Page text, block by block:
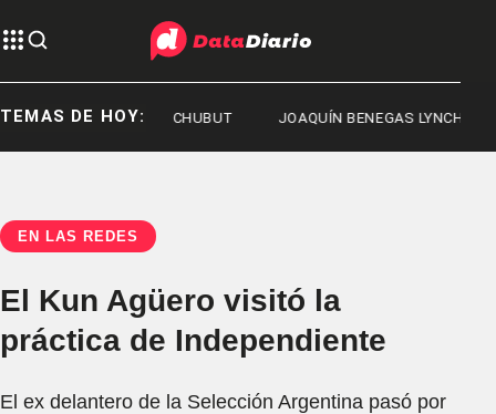
TEMAS DE HOY:
CHUBUT CHUBUT JOAQUÍN BENEGAS LYNCH
EN LAS REDES
El Kun Agüero visitó la
práctica de Independiente
El ex delantero de la Selección Argentina pasó por